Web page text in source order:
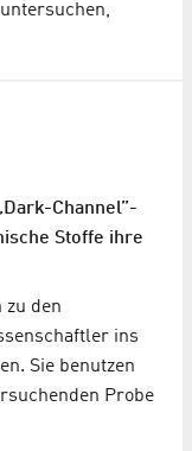
Channel”-
Stoffe ihre
zu den
ins
Sie benutzen
Probe